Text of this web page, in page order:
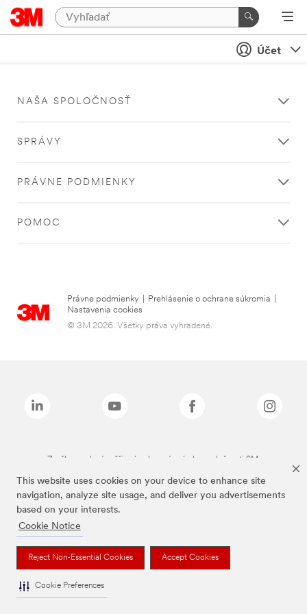
This website uses cookies on your device to enhance site
navigation, analyze site usage, and deliver you advertisements
based on your interests.
Cookie Notice
Reject Non-Essential Cookies Accept Cookies
Cookie Preferences
Účet
NAŠA SPOLOČNOSŤ
SPRÁVY
PRÁVNE PODMIENKY
POMOC
Právne podmienky Prehlásenie o ochrane súkromia
Nastavenia cookies
© 3M 2026. Všetky práva vyhradené.
Značky uvedené vyššie sú ochranné známky spoločnosti 3M.